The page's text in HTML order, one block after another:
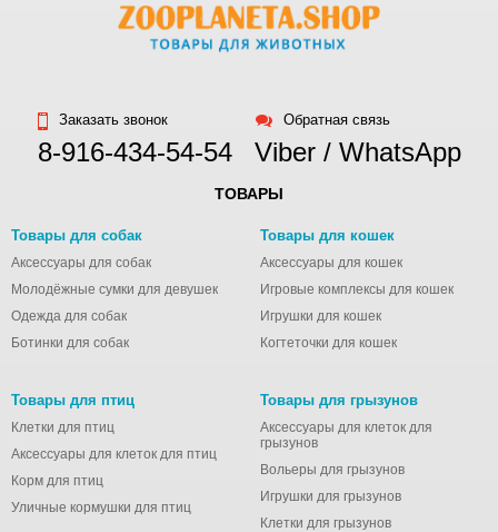
Заказать звонок
8-916-434-54-54
Обратная связь
Viber / WhatsApp
ТОВАРЫ
Товары для собак
Аксессуары для собак
Молодёжные сумки для девушек
Одежда для собак
Ботинки для собак
Товары для кошек
Аксессуары для кошек
Игровые комплексы для кошек
Игрушки для кошек
Когтеточки для кошек
Товары для птиц
Клетки для птиц
Аксессуары для клеток для птиц
Корм для птиц
Уличные кормушки для птиц
Товары для грызунов
Аксессуары для клеток для
грызунов
Вольеры для грызунов
Игрушки для грызунов
Клетки для грызунов